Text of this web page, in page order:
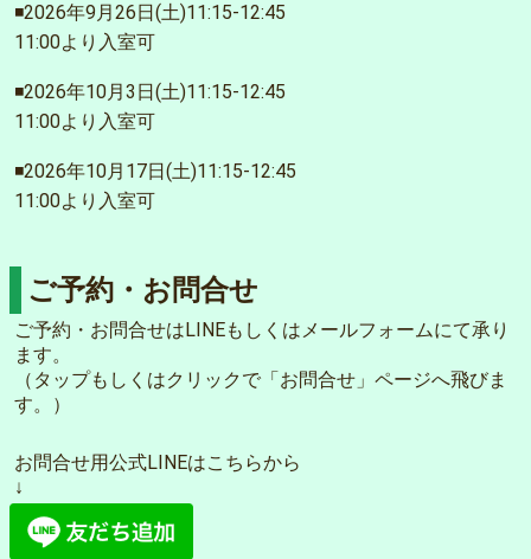
◾️2026年9月26日(土)11:15-12:45
11:00より入室可
◾️2026年10月3日(土)11:15-12:45
11:00より入室可
◾️2026年10月17日(土)11:15-12:45
11:00より入室可
ご予約・お問合せ
ご予約・お問合せはLINEもしくはメールフォームにて承り
ます。
（タップもしくはクリックで「お問合せ」ページへ飛びま
す。）
お問合せ用公式LINEはこちらから
↓